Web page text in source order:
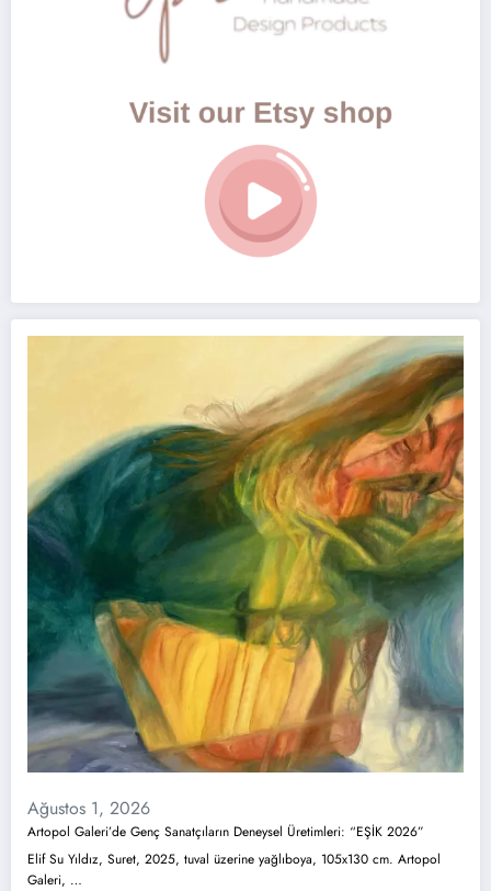
Ağustos 1, 2026
Artopol Galeri’de Genç Sanatçıların Deneysel Üretimleri: “EŞİK 2026”
Elif Su Yıldız, Suret, 2025, tuval üzerine yağlıboya, 105x130 cm. Artopol
Galeri, …